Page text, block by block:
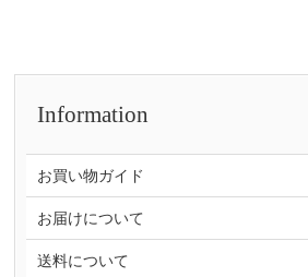
Information
お買い物ガイド
お届けについて
送料について